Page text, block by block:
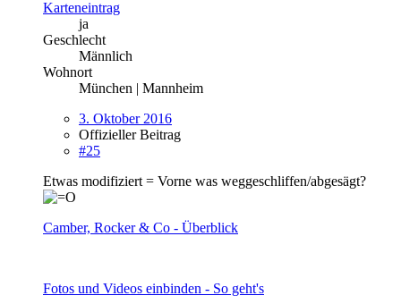
Karteneintrag
ja
Geschlecht
Männlich
Wohnort
München | Mannheim
3. Oktober 2016
Offizieller Beitrag
#25
Etwas modifiziert = Vorne was weggeschliffen/abgesägt?
Camber, Rocker & Co - Überblick
Fotos und Videos einbinden - So geht's